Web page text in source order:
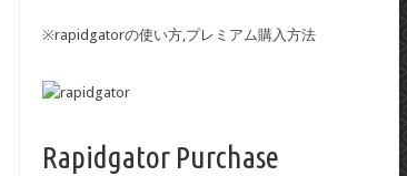
※rapidgatorの使い方,プレミアム購入方法
Rapidgator Purchase